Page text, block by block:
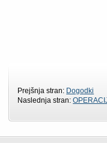
Prejšnja stran: Dogodki
Naslednja stran: